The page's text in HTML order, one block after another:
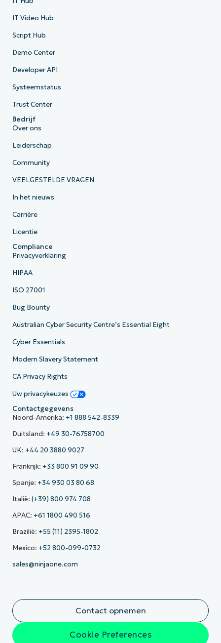
IT Video Hub
Script Hub
Demo Center
Developer API
Systeemstatus
Trust Center
Bedrijf
Over ons
Leiderschap
Community
VEELGESTELDE VRAGEN
In het nieuws
Carrière
Licentie
Compliance
Privacyverklaring
HIPAA
ISO 27001
Bug Bounty
Australian Cyber Security Centre’s Essential Eight
Cyber Essentials
Modern Slavery Statement
CA Privacy Rights
Uw privacykeuzes
Contactgegevens
Noord-Amerika: +1 888 542-8339
Duitsland: +49 30-76758700
UK: +44 20 3880 9027
Frankrijk: +33 800 91 09 90
Spanje: +34 930 03 80 68
Italië: (+39) 800 974 708
APAC: +61 1800 490 516
Brazilië: +55 (11) 2395-1802
Mexico: +52 800-099-0732
sales@ninjaone.com
Contact opnemen
Cookie Preferences